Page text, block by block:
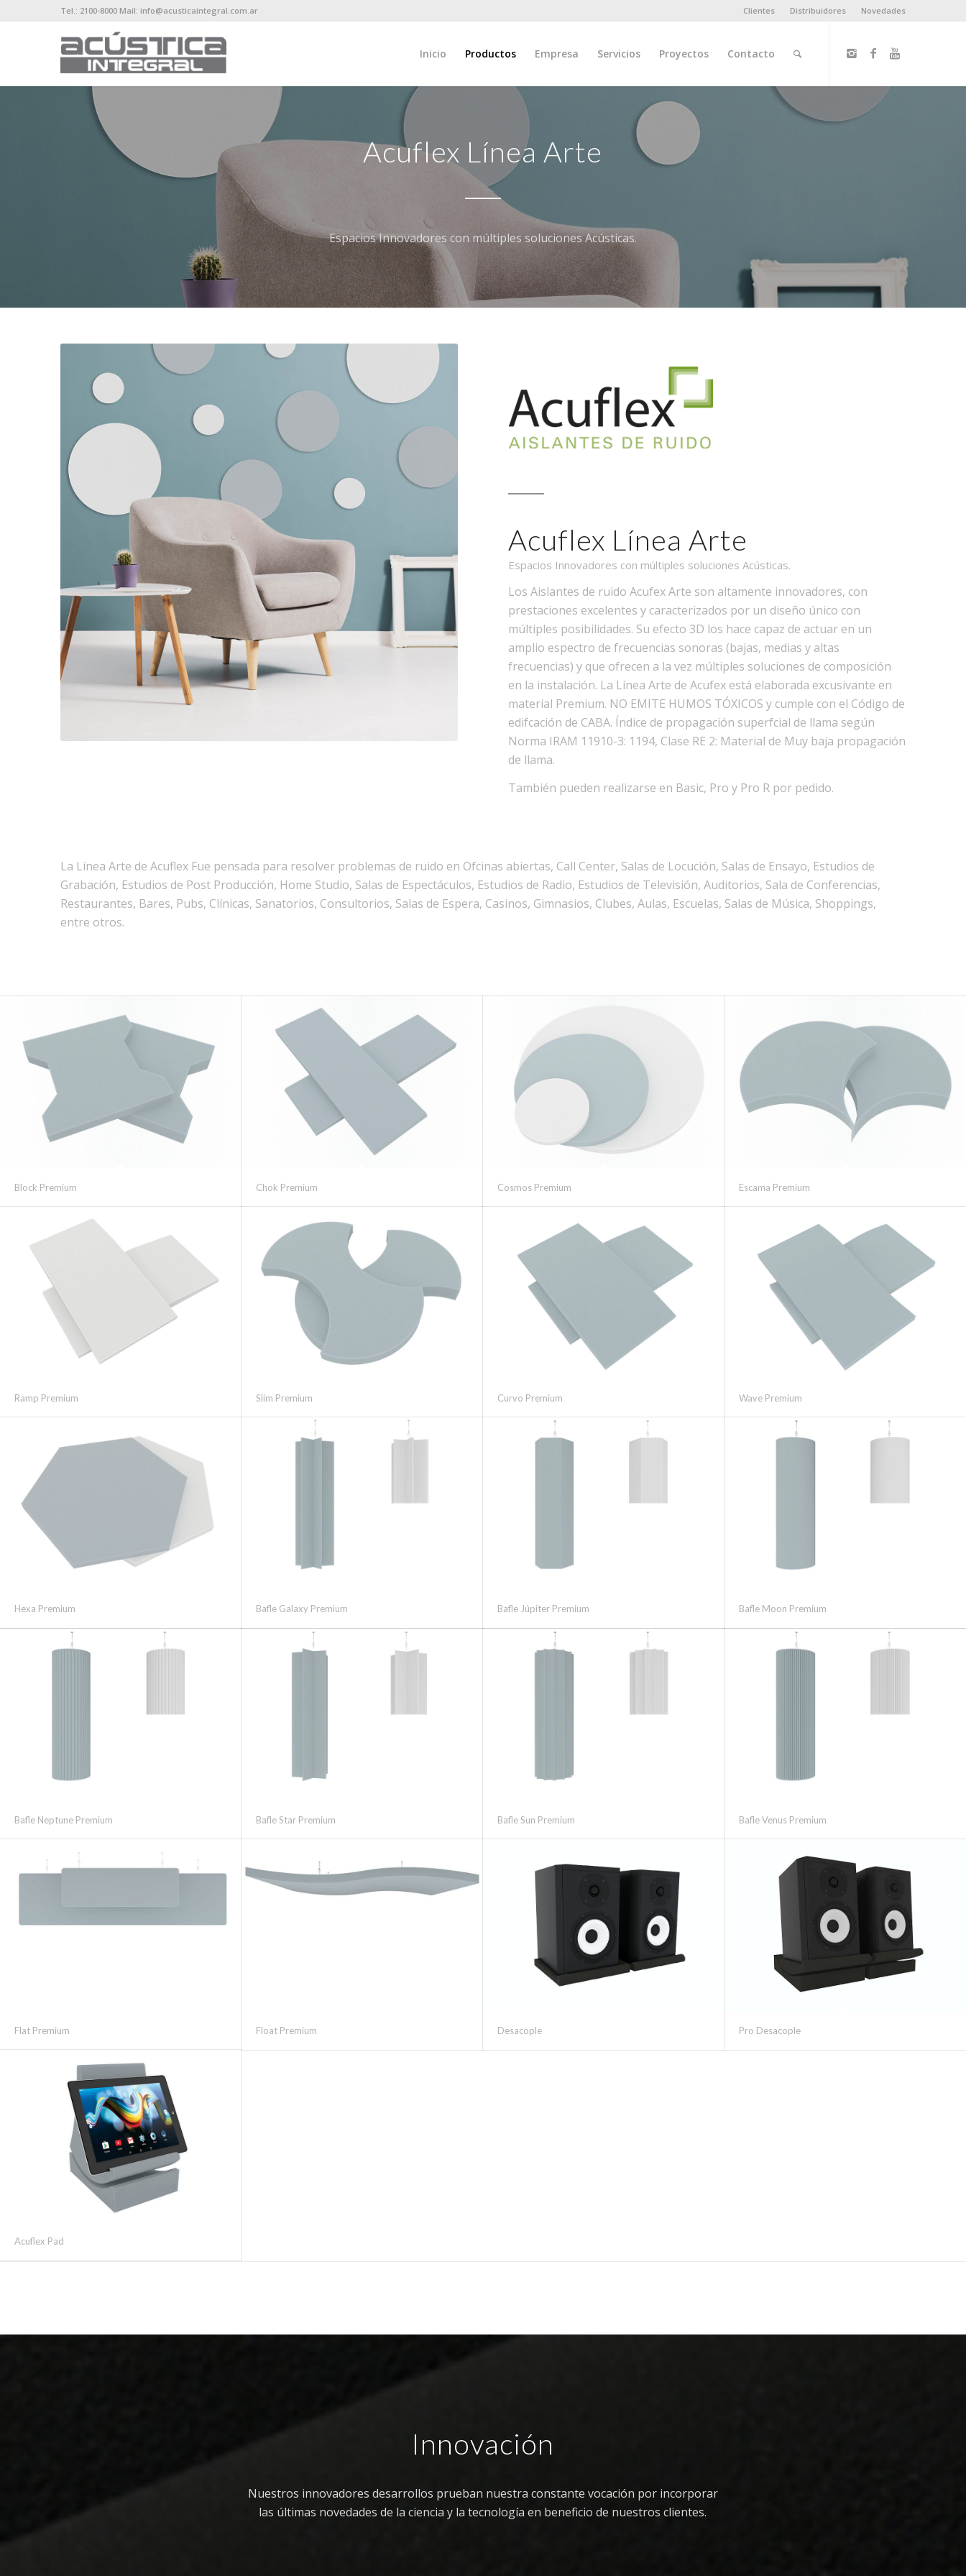
Clientes Distribuidores Novedades
Tel.: 2100-8000 Mail: info@acusticaintegral.com.ar
Inicio Productos Empresa Servicios Proyectos Contacto
Acuflex Línea Arte
Espacios Innovadores con múltiples soluciones Acústicas.
Acuflex Línea Arte
Espacios Innovadores con múltiples soluciones Acústicas.
Los Aislantes de ruido Acufex Arte son altamente innovadores, con
prestaciones excelentes y caracterizados por un diseño único con
múltiples posibilidades. Su efecto 3D los hace capaz de actuar en un
amplio espectro de frecuencias sonoras (bajas, medias y altas
frecuencias) y que ofrecen a la vez múltiples soluciones de composición
en la instalación. La Línea Arte de Acufex está elaborada excusivante en
material Premium. NO EMITE HUMOS TÓXICOS y cumple con el Código de
edifcación de CABA. Índice de propagación superfcial de llama según
Norma IRAM 11910-3: 1194, Clase RE 2: Material de Muy baja propagación
de llama.
También pueden realizarse en Basic, Pro y Pro R por pedido.
La Línea Arte de Acuflex Fue pensada para resolver problemas de ruido en Ofcinas abiertas, Call Center, Salas de Locución, Salas de Ensayo, Estudios de
Grabación, Estudios de Post Producción, Home Studio, Salas de Espectáculos, Estudios de Radio, Estudios de Televisión, Auditorios, Sala de Conferencias,
Restaurantes, Bares, Pubs, Clínicas, Sanatorios, Consultorios, Salas de Espera, Casinos, Gimnasios, Clubes, Aulas, Escuelas, Salas de Música, Shoppings,
entre otros.
Block Premium Chok Premium Cosmos Premium Escama Premium
Ramp Premium Slim Premium Curvo Premium Wave Premium
Hexa Premium Bafle Galaxy Premium Bafle Júpiter Premium Bafle Moon Premium
Bafle Neptune Premium Bafle Star Premium Bafle Sun Premium Bafle Venus Premium
Flat Premium Float Premium Desacople Pro Desacople
Acuflex Pad
Innovación
Nuestros innovadores desarrollos prueban nuestra constante vocación por incorporar
las últimas novedades de la ciencia y la tecnología en beneficio de nuestros clientes.